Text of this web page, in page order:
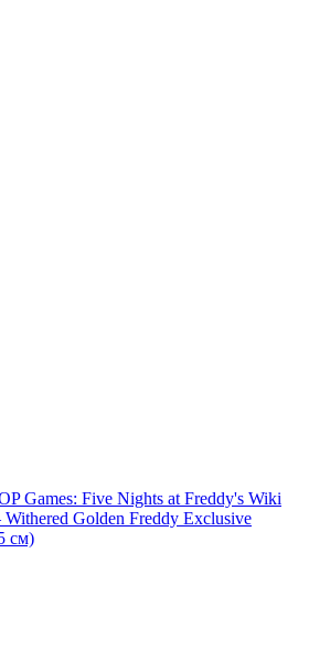
Games: Five Nights at Freddy's Wiki
Golden Freddy Exclusive
см)